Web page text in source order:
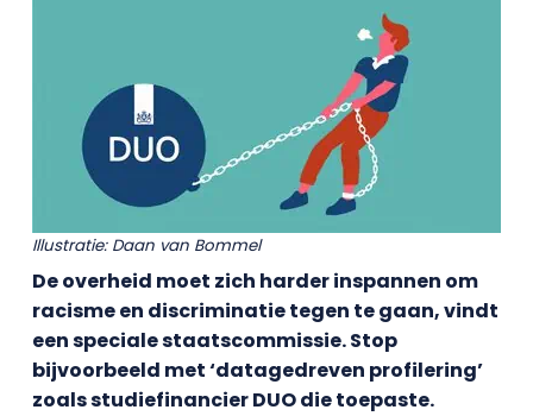
Illustratie: Daan van Bommel
De overheid moet zich harder inspannen om
racisme en discriminatie tegen te gaan, vindt
een speciale staatscommissie. Stop
bijvoorbeeld met ‘datagedreven profilering’
zoals studiefinancier DUO die toepaste.